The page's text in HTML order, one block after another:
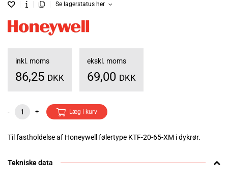
Se lagerstatus her
inkl. moms
86,25 DKK
ekskl. moms
69,00 DKK
- + Læg i kurv
Til fastholdelse af Honeywell følertype KTF-20-65-XM i dykrør.
Tekniske data